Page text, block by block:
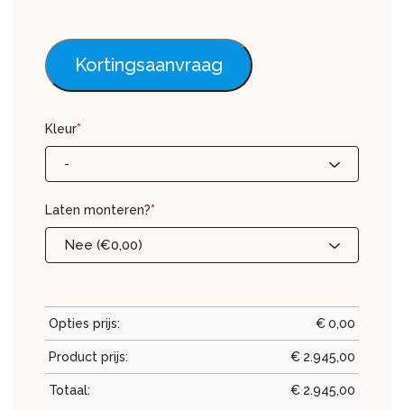
Kortingsaanvraag
Kleur*
-
Laten monteren?*
Nee (€0,00)
Opties prijs: €0,00
Product prijs: € 2.945,00
Totaal: € 2.945,00